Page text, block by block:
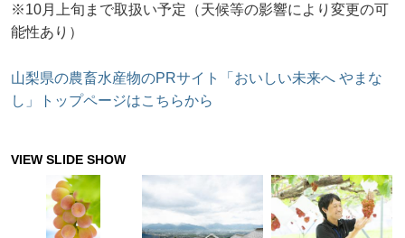
※10月上旬まで取扱い予定（天候等の影響により変更の可
能性あり）
山梨県の農畜水産物のPRサイト「おいしい未来へ やまな
し」トップページはこちらから